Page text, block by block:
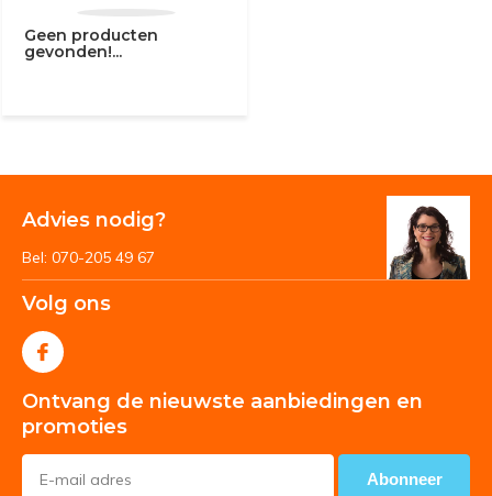
Geen producten
gevonden!...
Advies nodig?
Bel: 070-205 49 67
Volg ons
Ontvang de nieuwste aanbiedingen en
promoties
Abonneer